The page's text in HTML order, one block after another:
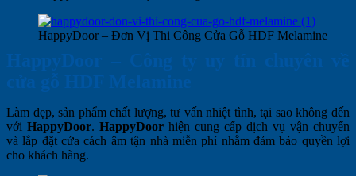
HappyDoor – Đơn Vị Thi Công Cửa Gỗ HDF Melamine
HappyDoor – Công ty uy tín chuyên về
cửa gỗ HDF Melamine
Làm đẹp, sản phẩm chất lượng, tư vấn nhiệt tình, tại sao không đến
với HappyDoor. HappyDoor hiện cung cấp dịch vụ vận chuyển
và lắp đặt cửa cách âm tận nhà miễn phí nhằm đảm bảo quyền lợi
cho khách hàng.